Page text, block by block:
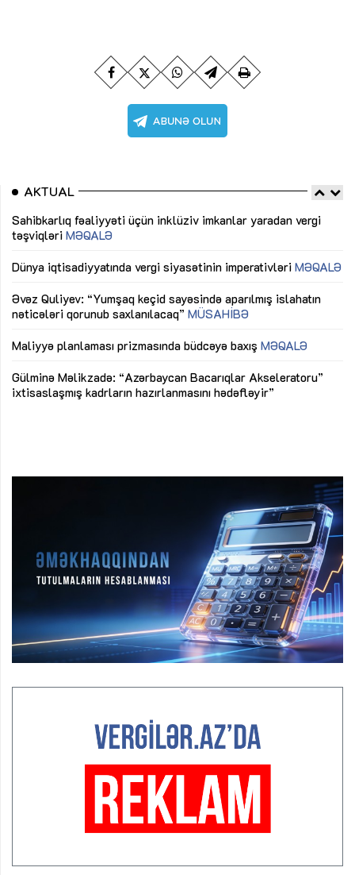
AKTUAL
Sahibkarlıq fəaliyyəti üçün inklüziv imkanlar yaradan vergi
təşviqləri MƏQALƏ
Dünya iqtisadiyyatında vergi siyasətinin imperativləri MƏQALƏ
Əvəz Quliyev: “Yumşaq keçid sayəsində aparılmış islahatın
nəticələri qorunub saxlanılacaq” MÜSAHİBƏ
Maliyyə planlaması prizmasında büdcəyə baxış MƏQALƏ
Gülminə Məlikzadə: “Azərbaycan Bacarıqlar Akseleratoru”
ixtisaslaşmış kadrların hazırlanmasını hədəfləyir”